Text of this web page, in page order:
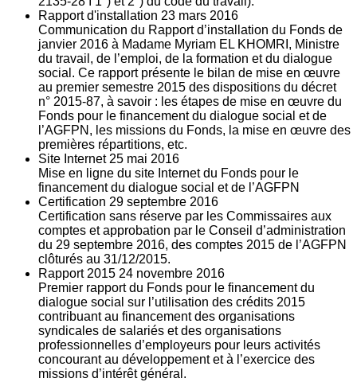
Rapport d'installation 23 mars 2016
Communication du Rapport d’installation du Fonds de
janvier 2016 à Madame Myriam EL KHOMRI, Ministre
du travail, de l’emploi, de la formation et du dialogue
social. Ce rapport présente le bilan de mise en œuvre
au premier semestre 2015 des dispositions du décret
n° 2015-87, à savoir : les étapes de mise en œuvre du
Fonds pour le financement du dialogue social et de
l’AGFPN, les missions du Fonds, la mise en œuvre des
premières répartitions, etc.
Site Internet 25 mai 2016
Mise en ligne du site Internet du Fonds pour le
financement du dialogue social et de l’AGFPN
Certification 29 septembre 2016
Certification sans réserve par les Commissaires aux
comptes et approbation par le Conseil d’administration
du 29 septembre 2016, des comptes 2015 de l’AGFPN
clôturés au 31/12/2015.
Rapport 2015 24 novembre 2016
Premier rapport du Fonds pour le financement du
dialogue social sur l’utilisation des crédits 2015
contribuant au financement des organisations
syndicales de salariés et des organisations
professionnelles d’employeurs pour leurs activités
concourant au développement et à l’exercice des
missions d’intérêt général.